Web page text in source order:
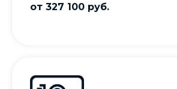
от 327 100 руб.